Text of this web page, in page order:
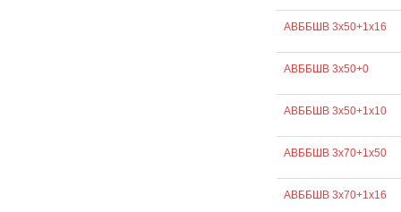
АВББШВ 3х50+1х16
АВББШВ 3х50+0
АВББШВ 3х50+1х10
АВББШВ 3х70+1х50
АВББШВ 3х70+1х16